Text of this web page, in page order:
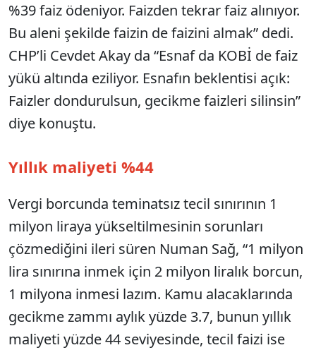
%39 faiz ödeniyor. Faizden tekrar faiz alınıyor.
Bu aleni şekilde faizin de faizini almak” dedi.
CHP’li Cevdet Akay da “Esnaf da KOBİ de faiz
yükü altında eziliyor. Esnafın beklentisi açık:
Faizler dondurulsun, gecikme faizleri silinsin”
diye konuştu.
Yıllık maliyeti %44
Vergi borcunda teminatsız tecil sınırının 1
milyon liraya yükseltilmesinin sorunları
çözmediğini ileri süren Numan Sağ, “1 milyon
lira sınırına inmek için 2 milyon liralık borcun,
1 milyona inmesi lazım. Kamu alacaklarında
gecikme zammı aylık yüzde 3.7, bunun yıllık
maliyeti yüzde 44 seviyesinde, tecil faizi ise